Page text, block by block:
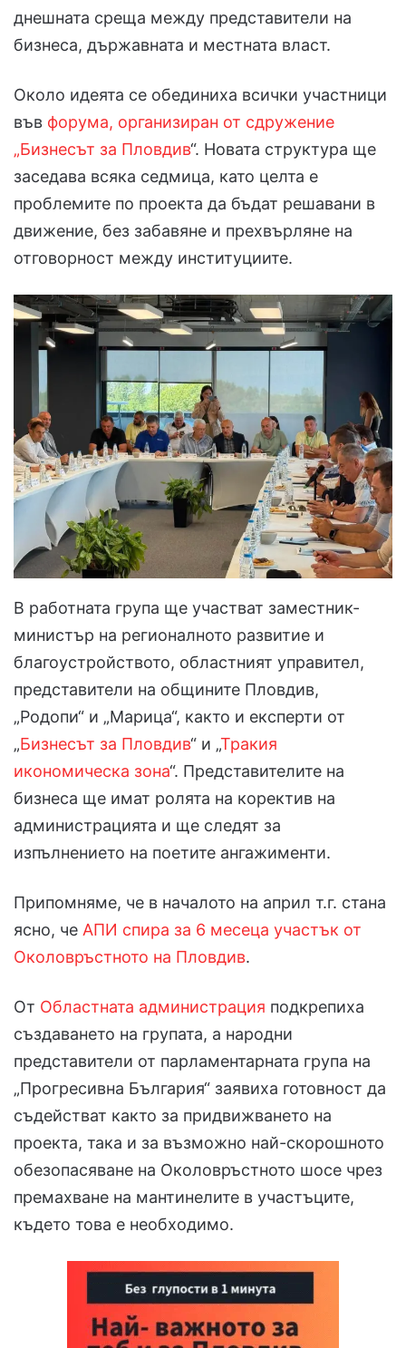
днешната среща между представители на
бизнеса, държавната и местната власт.
Около идеята се обединиха всички участници
във форума, организиран от сдружение
„Бизнесът за Пловдив“. Новата структура ще
заседава всяка седмица, като целта е
проблемите по проекта да бъдат решавани в
движение, без забавяне и прехвърляне на
отговорност между институциите.
В работната група ще участват заместник-
министър на регионалното развитие и
благоустройството, областният управител,
представители на общините Пловдив,
„Родопи“ и „Марица“, както и експерти от
„Бизнесът за Пловдив“ и „Тракия
икономическа зона“. Представителите на
бизнеса ще имат ролята на коректив на
администрацията и ще следят за
изпълнението на поетите ангажименти.
Припомняме, че в началото на април т.г. стана
ясно, че АПИ спира за 6 месеца участък от
Околовръстното на Пловдив.
От Областната администрация подкрепиха
създаването на групата, а народни
представители от парламентарната група на
„Прогресивна България“ заявиха готовност да
съдействат както за придвижването на
проекта, така и за възможно най-скорошното
обезопасяване на Околовръстното шосе чрез
премахване на мантинелите в участъците,
където това е необходимо.